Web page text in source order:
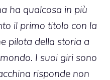
ha qualcosa in più
il primo titolo con la
pilota della storia a
I suoi giri sono
risponde non